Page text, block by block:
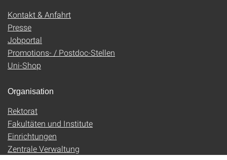
Kontakt & Anfahrt
Presse
Jobportal
Promotions- / Postdoc-Stellen
Uni-Shop
Organisation
Rektorat
Fakultäten und Institute
Einrichtungen
Zentrale Verwaltung